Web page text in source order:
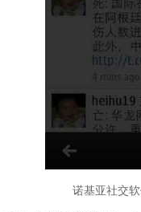
诺基亚社交